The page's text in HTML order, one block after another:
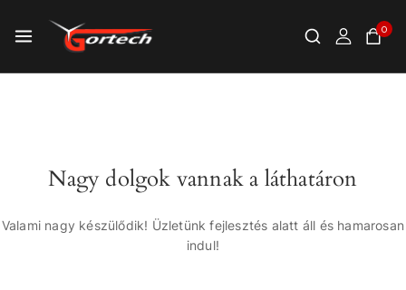
0
Nagy dolgok vannak a láthatáron
Valami nagy készülődik! Üzletünk fejlesztés alatt áll és hamarosan
indul!